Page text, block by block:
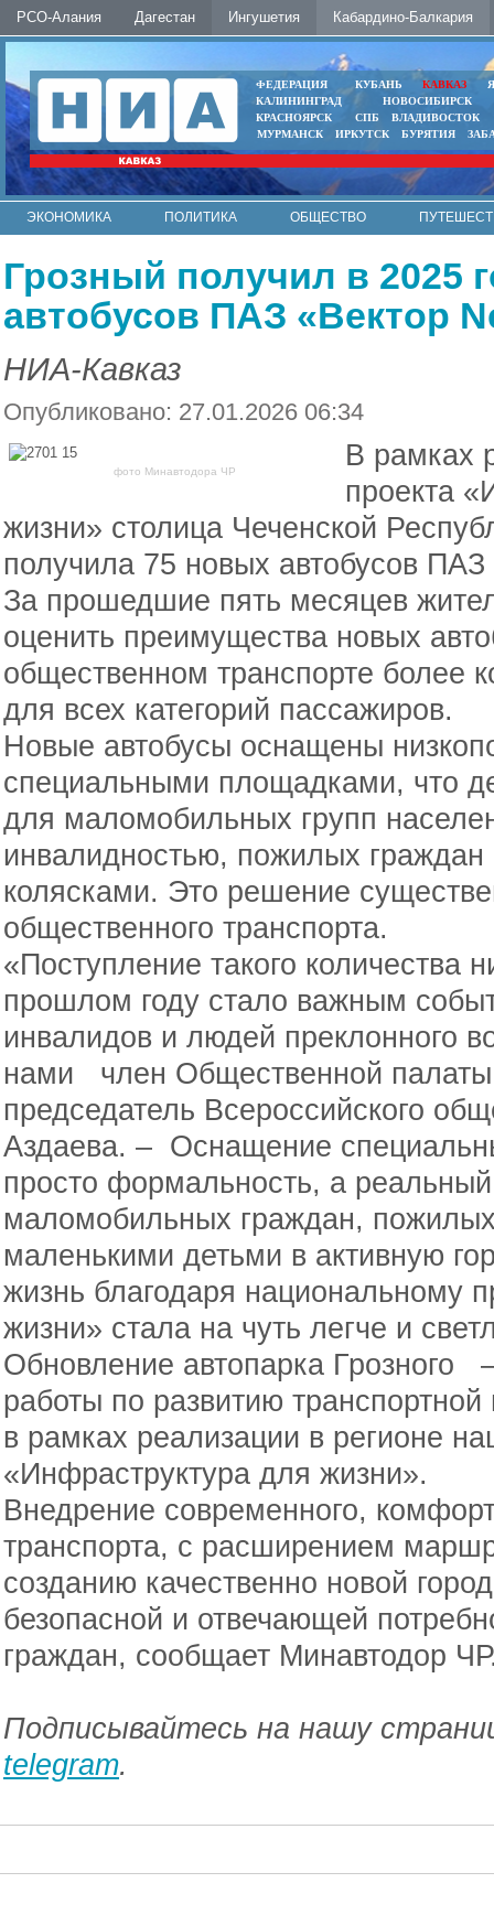
РСО-Алания Дагестан Ингушетия Кабардино-Балкария
ФЕДЕРАЦИЯ КУБАНЬ КАВКАЗ
КАЛИНИНГРАД
НОВОСИБИРСК
КРАСНОЯРСК
СПБ
ВЛАДИВОСТОК
МУРМАНСК
ИРКУТСК БУРЯТИЯ
ЭКОНОМИКА ПОЛИТИКА ОБЩЕСТВО
Грозный получил в 2025
автобусов ПАЗ «Вектор
НИА-Кавказ
Опубликовано: 27.01.2026 06:34
фото Минавтодора ЧР
В рамках
проекта
жизни» столица Чеченской
получила 75 новых автобусов
За прошедшие пять месяцев
оценить преимущества новых
общественном транспорте более
для всех категорий пассажиров.
Новые автобусы оснащены
специальными площадками, что
для маломобильных групп
инвалидностью, пожилых граждан
колясками. Это решение
общественного транспорта.
«Поступление такого количества
прошлом году стало важным
инвалидов и людей преклонного
нами член Общественной палаты
председатель Всероссийского
Аздаева. – Оснащение
просто формальность, а
маломобильных граждан,
маленькими детьми в активную
жизнь благодаря национальному
жизни» стала на чуть легче и
Обновление автопарка Грозного
работы по развитию
в рамках реализации в регионе
«Инфраструктура для жизни».
Внедрение современного,
транспорта, с расширением
созданию качественно новой
безопасной и отвечающей
граждан, сообщает Минавтодор
Подписывайтесь на нашу
telegram.